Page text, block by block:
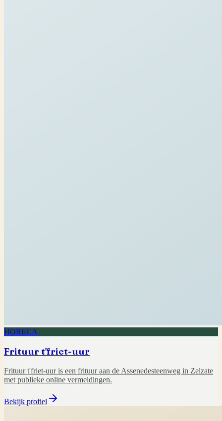
HORECA
Frituur t'friet-uur
Frituur t'friet-uur is een frituur aan de Assenedesteenweg in Zelzate
met publieke online vermeldingen.
Bekijk profiel